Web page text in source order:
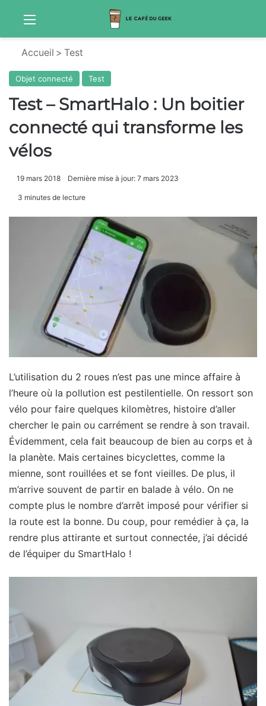
Accueil > Test
Objet connecté Test
Test – SmartHalo : Un boitier
connecté qui transforme les
vélos
19 mars 2018 Dernière mise à jour: 7 mars 2023
3 minutes de lecture
L’utilisation du 2 roues n’est pas une mince affaire à
l’heure où la pollution est pestilentielle. On ressort son
vélo pour faire quelques kilomètres, histoire d’aller
chercher le pain ou carrément se rendre à son travail.
Évidemment, cela fait beaucoup de bien au corps et à
la planète. Mais certaines bicyclettes, comme la
mienne, sont rouillées et se font vieilles. De plus, il
m’arrive souvent de partir en balade à vélo. On ne
compte plus le nombre d’arrêt imposé pour vérifier si
la route est la bonne. Du coup, pour remédier à ça, la
rendre plus attirante et surtout connectée, j’ai décidé
de l’équiper du SmartHalo !